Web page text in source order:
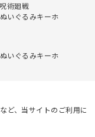
呪術廻戦
いぐるみキーホ
いぐるみキーホ
ど、当サイトのご利用に